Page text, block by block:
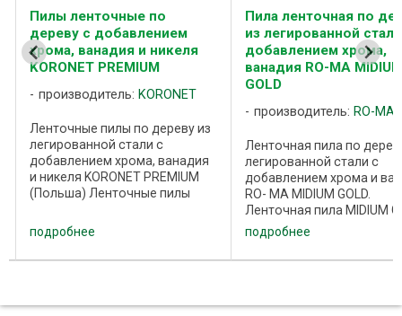
Пилы ленточные по
дереву с добавлением
хрома, ванадия и никеля
KORONET PREMIUM
производитель: KORONET
Ленточные пилы по дереву из
легированной стали с
добавлением хрома, ванадия
и никеля KORONET PREMIUM
(Польша) Ленточные пилы
предназначены для
распиловки древесины
средней твердости, а также
подробнее
Пила ленточная по
из легированной
добавлением хрома,
ванадия RO-MA MIDIUM
GOLD
производитель: RO-MA
Ленточная пила по
легированной стали с
добавлением хрома и
RO- MA MIDIUM GOLD.
Ленточная пила MIDIUM
производства компании
MA (Польша)
для распиловки
подробнее